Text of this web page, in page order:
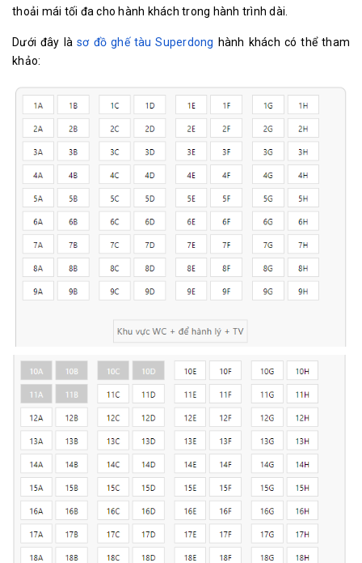
thoải mái tối đa cho hành khách trong hành trình dài.
Dưới đây làsơ đồ ghế tàu Superdong hành khách có thể tham
khảo: